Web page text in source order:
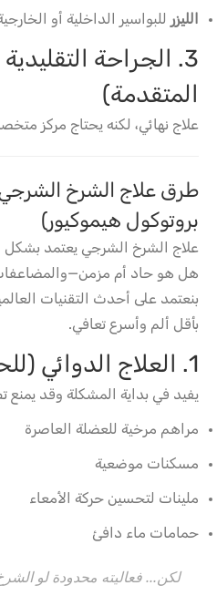
الليزر للبواسير الداخلية أو
3. الجراحة
المتقدمة)
علاج نهائي، لكنه يحتاج مركز
طرق علاج الشرخ
بروتوكول هيموكيور)
علاج الشرخ الشرجي يعتمد
هل هو حاد أم مزمن—والمضاعفات
بنعتمد على أحدث التقنيات
بأقل ألم وأسرع تعافي.
1. العلاج الدوائي (للحالات الحادة فقط)
يفيد في بداية المشكلة وقد يمنع
مراهم مرخية للعضلة العاصرة
مسكنات موضعية
ملينات لتحسين حركة الأمعاء
حمامات ماء دافئ
لكن... فعاليته محدودة لو الشرخ